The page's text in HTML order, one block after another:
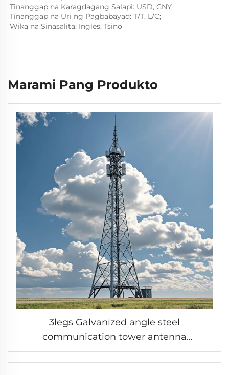
Tinanggap na Karagdagang Salapi: USD, CNY;
Tinanggap na Uri ng Pagbabayad: T/T, L/C;
Wika na Sinasalita: Ingles, Tsino
Marami Pang Produkto
3legs Galvanized angle steel
communication tower antenna
microwave angular tower